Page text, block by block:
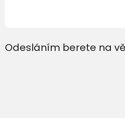
Odesláním berete na